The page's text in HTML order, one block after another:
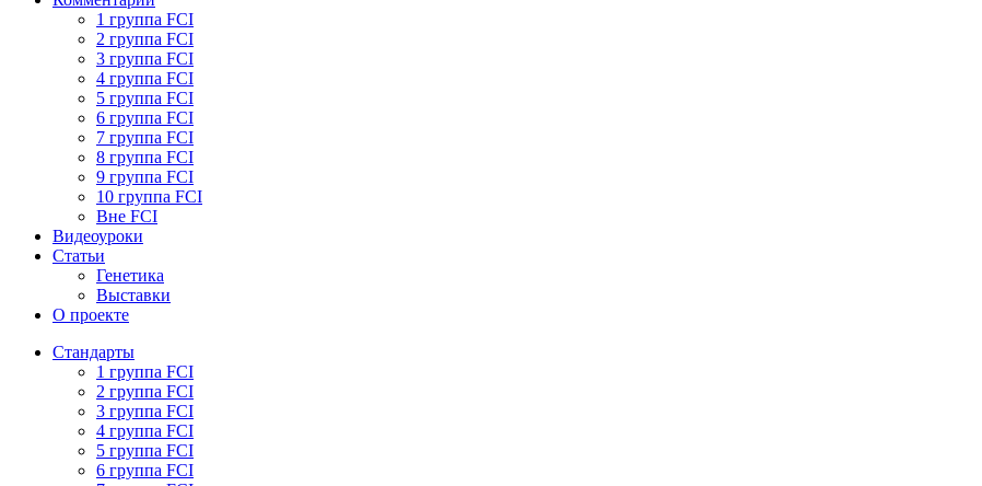
1 группа FCI
2 группа FCI
3 группа FCI
4 группа FCI
5 группа FCI
6 группа FCI
7 группа FCI
8 группа FCI
9 группа FCI
10 группа FCI
Вне FCI
Видеоуроки
Статьи
Генетика
Выставки
О проекте
Стандарты
1 группа FCI
2 группа FCI
3 группа FCI
4 группа FCI
5 группа FCI
6 группа FCI